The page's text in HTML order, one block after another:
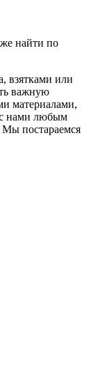
найти по
взятками или
важную
материалами,
нами любым
Мы постараемся